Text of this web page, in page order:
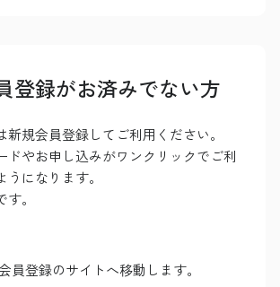
登録がお済みでない方
新規会員登録してご利用ください。
ドやお申し込みがワンクリックでご利
になります。
。
員登録のサイトへ移動します。